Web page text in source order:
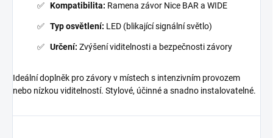
Kompatibilita: Ramena závor Nice BAR a WIDE
Typ osvětlení: LED (blikající signální světlo)
Určení: Zvýšení viditelnosti a bezpečnosti závory
Ideální doplněk pro závory v místech s intenzivním provozem
nebo nízkou viditelností. Stylové, účinné a snadno instalovatelné.